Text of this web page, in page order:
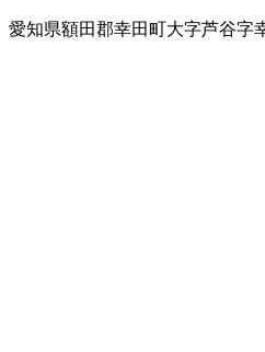
愛知県額田郡幸田町大字芦谷字